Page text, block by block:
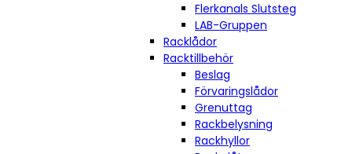
Flerkanals Slutsteg
LAB-Gruppen
Racklådor
Racktillbehör
Beslag
Förvaringslådor
Grenuttag
Rackbelysning
Rackhyllor